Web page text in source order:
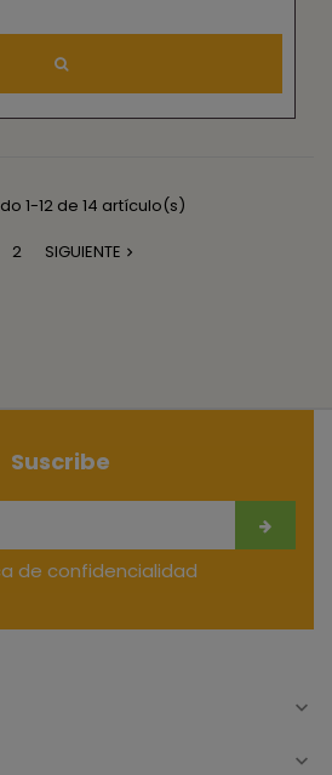
1-12 de 14 artículo(s)
2 SIGUIENTE 
Suscribe
de confidencialidad

